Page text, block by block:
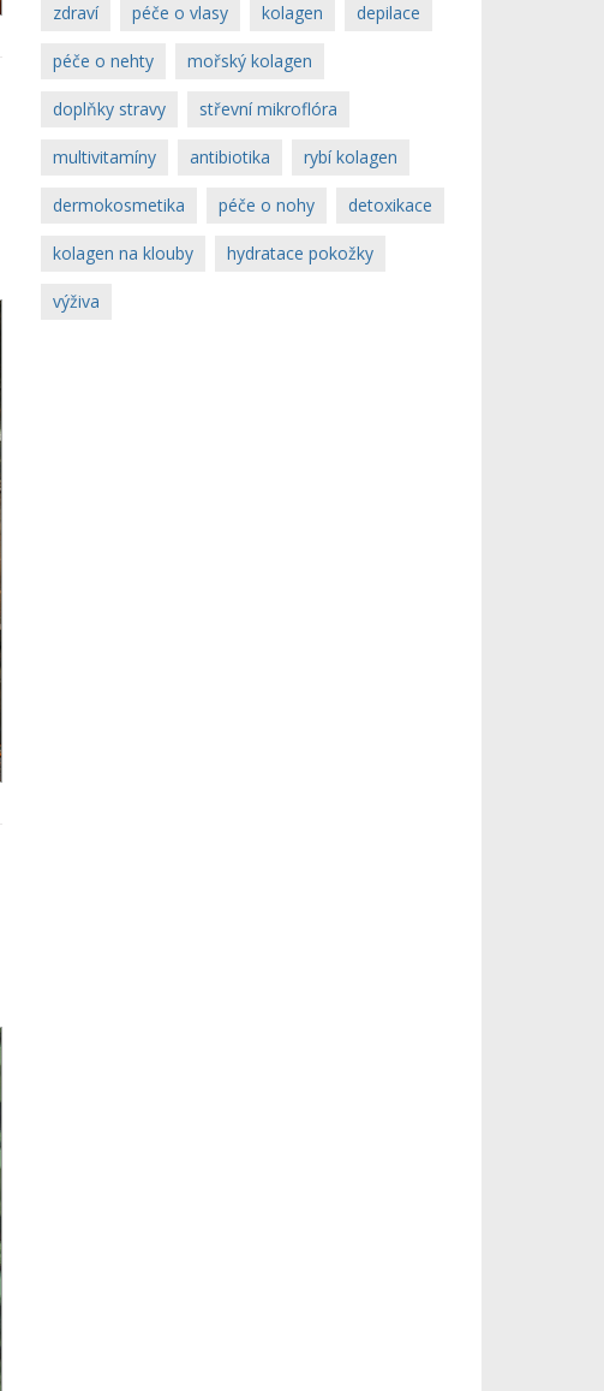
zdraví péče o vlasy kolagen depilace
péče o nehty mořský kolagen
doplňky stravy střevní mikroflóra
multivitamíny antibiotika rybí kolagen
dermokosmetika péče o nohy detoxikace
kolagen na klouby hydratace pokožky
výživa